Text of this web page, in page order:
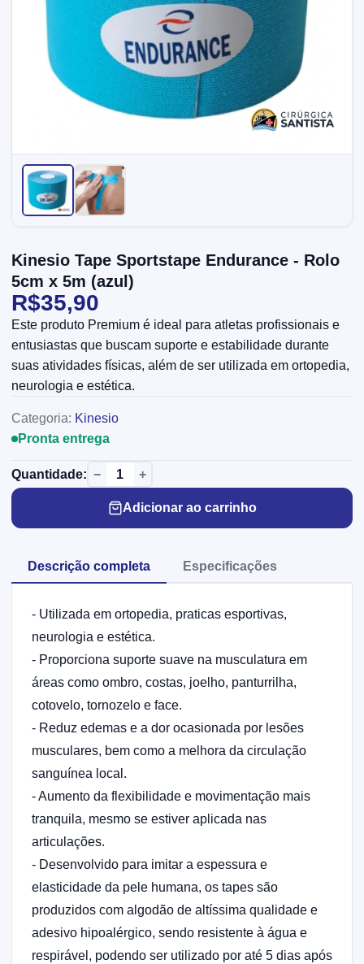
Kinesio Tape Sportstape Endurance - Rolo
5cm x 5m (azul)
R$35,90
Este produto Premium é ideal para atletas profissionais e
entusiastas que buscam suporte e estabilidade durante
suas atividades físicas, além de ser utilizada em ortopedia,
neurologia e estética.
Categoria: Kinesio
Pronta entrega
Quantidade: − +
Adicionar ao carrinho
Descrição completa Especificações
- Utilizada em ortopedia, praticas esportivas,
neurologia e estética.
- Proporciona suporte suave na musculatura em
áreas como ombro, costas, joelho, panturrilha,
cotovelo, tornozelo e face.
- Reduz edemas e a dor ocasionada por lesões
musculares, bem como a melhora da circulação
sanguínea local.
- Aumento da flexibilidade e movimentação mais
tranquila, mesmo se estiver aplicada nas
articulações.
- Desenvolvido para imitar a espessura e
elasticidade da pele humana, os tapes são
produzidos com algodão de altíssima qualidade e
adesivo hipoalérgico, sendo resistente à água e
respirável, podendo ser utilizado por até 5 dias após